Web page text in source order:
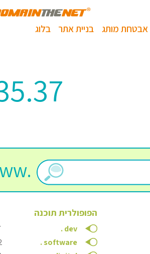
אבטחת מותג בניית אתר בלוג
הפופולרית תוכנה
.dev
.software